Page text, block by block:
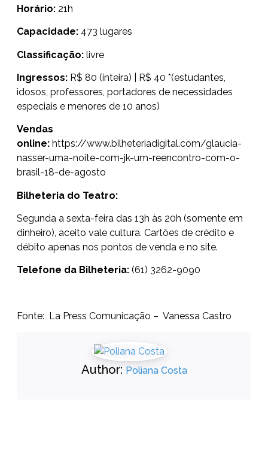
Horário: 21h
Capacidade: 473 lugares
Classificação: livre
Ingressos: R$ 80 (inteira) | R$ 40 *(estudantes,
idosos, professores, portadores de necessidades
especiais e menores de 10 anos)
Vendas
online: https://www.bilheteriadigital.com/glaucia-
nasser-uma-noite-com-jk-um-reencontro-com-o-
brasil-18-de-agosto
Bilheteria do Teatro:
Segunda a sexta-feira das 13h às 20h (somente em
dinheiro), aceito vale cultura. Cartões de crédito e
débito apenas nos pontos de venda e no site.
Telefone da Bilheteria: (61) 3262-9090
Fonte: La Press Comunicação – Vanessa Castro
Author: Poliana Costa